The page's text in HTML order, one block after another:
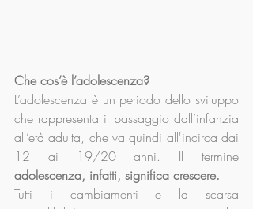
Che cos’è l’adolescenza?
L’adolescenza è un periodo dello sviluppo
che rappresenta il passaggio dall’infanzia
all’età adulta, che va quindi all'incirca dai
adolescenza, infatti, significa crescere.
Tutti i cambiamenti e la scarsa